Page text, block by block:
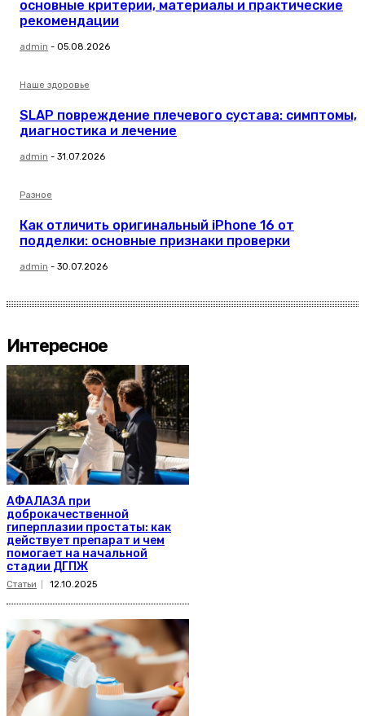
основные критерии, материалы и практические
рекомендации
admin - 05.08.2026
Наше здоровье
SLAP повреждение плечевого сустава: симптомы,
диагностика и лечение
admin - 31.07.2026
Разное
Как отличить оригинальный iPhone 16 от
подделки: основные признаки проверки
admin - 30.07.2026
Интересное
АФАЛАЗА при
доброкачественной
гиперплазии простаты: как
действует препарат и чем
помогает на начальной
стадии ДГПЖ
Статьи 12.10.2025